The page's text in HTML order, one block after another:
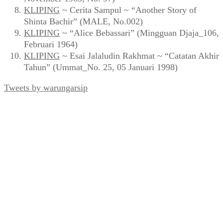
KLIPING ~ Cerita Sampul ~ “Another Story of
Shinta Bachir” (MALE, No.002)
KLIPING ~ “Alice Bebassari” (Mingguan Djaja_106,
Februari 1964)
KLIPING ~ Esai Jalaludin Rakhmat ~ “Catatan Akhir
Tahun” (Ummat_No. 25, 05 Januari 1998)
Tweets by warungarsip